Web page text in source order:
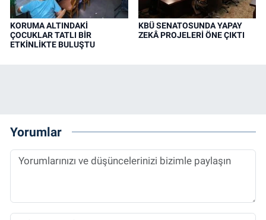
KORUMA ALTINDAKİ
ÇOCUKLAR TATLI BİR
ETKİNLİKTE BULUŞTU
KBÜ SENATOSUNDA YAPAY
ZEKÂ PROJELERİ ÖNE ÇIKTI
Yorumlar